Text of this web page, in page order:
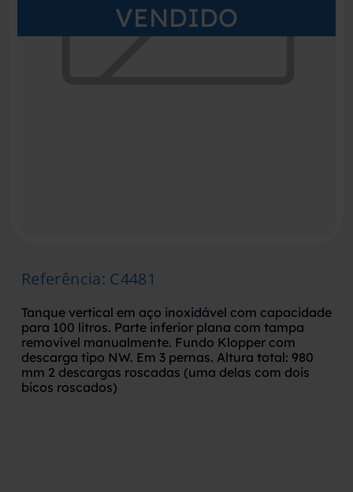
VENDIDO
Referência: C4481
Tanque vertical em aço inoxidável com capacidade
para 100 litros. Parte inferior plana com tampa
removível manualmente. Fundo Klopper com
descarga tipo NW. Em 3 pernas. Altura total: 980
mm 2 descargas roscadas (uma delas com dois
bicos roscados)